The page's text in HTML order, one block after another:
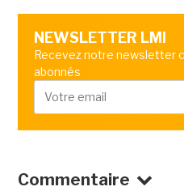
NEWSLETTER LMI
Recevez notre newsletter
abonnés
Commentaire